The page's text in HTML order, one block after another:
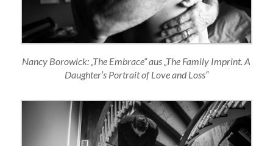
Nancy Borowick: „The Embrace“ aus „The Family Imprint. A
Daughter’s Portrait of Love and Loss“